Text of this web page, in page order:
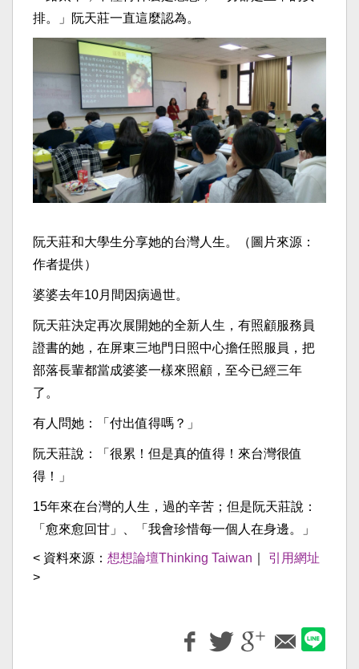
排。」阮天莊一直這麼認為。
阮天莊和大學生分享她的台灣人生。（圖片來源：
作者提供）
婆婆去年10月間因病過世。
阮天莊決定再次展開她的全新人生，有照顧服務員
證書的她，在屏東三地門日照中心擔任照服員，把
部落長輩都當成婆婆一樣來照顧，至今已經三年
了。
有人問她：「付出值得嗎？」
阮天莊說：「很累！但是真的值得！來台灣很值
得！」
15年來在台灣的人生，過的辛苦；但是阮天莊說：
「愈來愈回甘」、「我會珍惜每一個人在身邊。」
< 資料來源： 想想論壇Thinking Taiwan
引用網址
>